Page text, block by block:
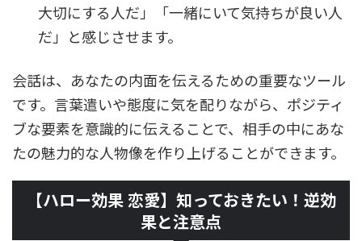
大切にする人だ」「一緒にいて気持ちが良い人
だ」と感じさせます。
会話は、あなたの内面を伝えるための重要なツール
です。言葉遣いや態度に気を配りながら、ポジティ
ブな要素を意識的に伝えることで、相手の中にあな
たの魅力的な人物像を作り上げることができます。
【ハロー効果 恋愛】知っておきたい！逆効
果と注意点